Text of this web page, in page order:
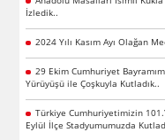
İzledik..
2024 Yılı Kasım Ayı Olağan
29 Ekim Cumhuriyet
Yürüyüşü ile Çoşkuyla Kutladık..
Türkiye Cumhuriyetimizin
Eylül İlçe Stadyumumuzda